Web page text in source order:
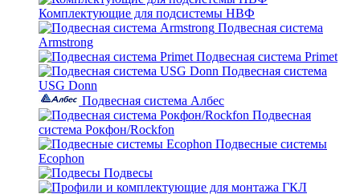
Комплектующие для подсистемы НВФ
Подвесная система
Armstrong
Подвесная система Primet
Подвесная система
USG Donn
Подвесная система Албес
Подвесная
система Рокфон/Rockfon
Подвесные системы
Ecophon
Подвесы